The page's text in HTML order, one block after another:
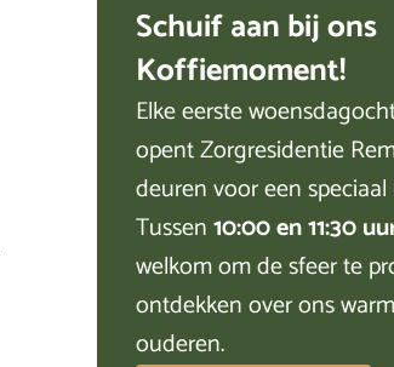
Schuif aan bij ons
Koffiemoment!
Elke eerste
opent Zorgresidentie
deuren voor een
Tussen10:00 en 11:30
welkom om de sfeer te
ontdekken over ons
ouderen.